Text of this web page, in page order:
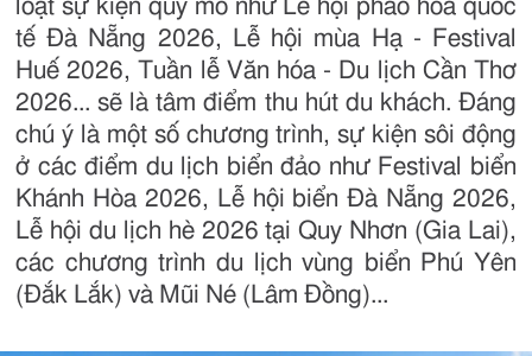
loạt sự kiện quy mô như Lễ hội pháo hoa quốc
tế Đà Nẵng 2026, Lễ hội mùa Hạ - Festival
Huế 2026, Tuần lễ Văn hóa - Du lịch Cần Thơ
2026... sẽ là tâm điểm thu hút du khách. Đáng
chú ý là một số chương trình, sự kiện sôi động
ở các điểm du lịch biển đảo như Festival biển
Khánh Hòa 2026, Lễ hội biển Đà Nẵng 2026,
Lễ hội du lịch hè 2026 tại Quy Nhơn (Gia Lai),
các chương trình du lịch vùng biển Phú Yên
(Đắk Lắk) và Mũi Né (Lâm Đồng)...